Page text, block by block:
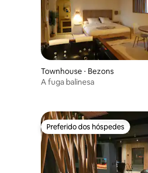
Townhouse ⋅ Bezons
A fuga balinesa
Preferido dos hóspedes
Preferido dos hóspedes